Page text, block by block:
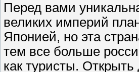
Перед вами
великих империй
Японией, но эта
тем все больше
как туристы.